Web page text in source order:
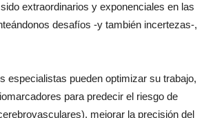
extraordinarios y exponenciales en las
desafíos -y también incertezas-,
especialistas pueden optimizar su trabajo,
para predecir el riesgo de
mejorar la precisión del